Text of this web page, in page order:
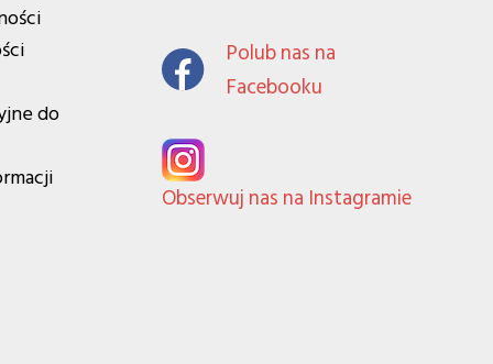
do
Polub nas na
Facebooku
Obserwuj nas na Instagramie